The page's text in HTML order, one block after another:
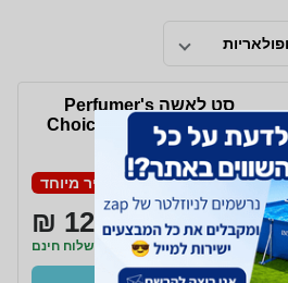
סט לאשה Perfumer's
Choice №8 Valerie and
№2 Sofia 50ml
מחיר מיוחד
129 ₪
משלוח חינם